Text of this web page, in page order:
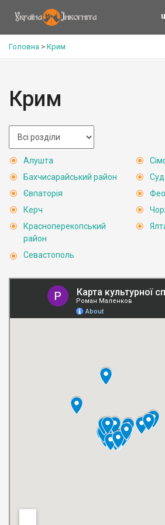
Головна > Крим
Крим
Алушта
Бахчисарайський район
Євпаторія
Керч
Красноперекопський
район
Севастополь